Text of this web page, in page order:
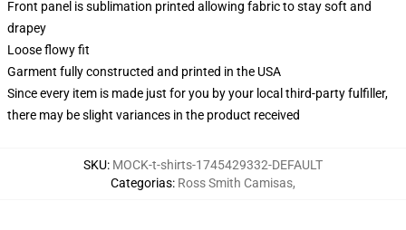
Front panel is sublimation printed allowing fabric to stay soft and
drapey
Loose flowy fit
Garment fully constructed and printed in the USA
Since every item is made just for you by your local third-party fulfiller,
there may be slight variances in the product received
SKU: MOCK-t-shirts-1745429332-DEFAULT
Categorias: Ross Smith Camisas,